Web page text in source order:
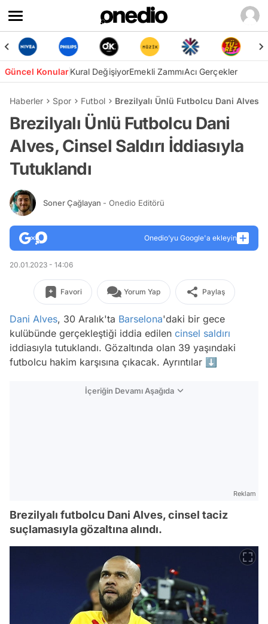
Güncel KonularKural DeğişiyorEmekli ZammıAcı Gerçekler
Haberler Spor Futbol Brezilyalı Ünlü Futbolcu Dani Alves,
Brezilyalı Ünlü Futbolcu Dani
Alves, Cinsel Saldırı İddiasıyla
Tutuklandı
Soner Çağlayan - Onedio Editörü
Onedio’yu Google'a ekleyin
20.01.2023 - 14:06
Favori Yorum Yap Paylaş
Dani Alves, 30 Aralık'ta Barselona'daki bir gece
kulübünde gerçekleştiği iddia edilen cinsel saldırı
iddiasıyla tutuklandı. Gözaltında olan 39 yaşındaki
futbolcu hakim karşısına çıkacak. Ayrıntılar ⬇️
İçeriğin Devamı Aşağıda
Reklam
Brezilyalı futbolcu Dani Alves, cinsel taciz
suçlamasıyla gözaltına alındı.